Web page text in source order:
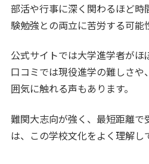
部活や行事に深く関わるほど時
験勉強との両立に苦労する可能
公式サイトでは大学進学者がほ
口コミでは現役進学の難しさ
囲気に触れる声もあります。
難関大志向が強く、最短距離で
は、この学校文化をよく理解し